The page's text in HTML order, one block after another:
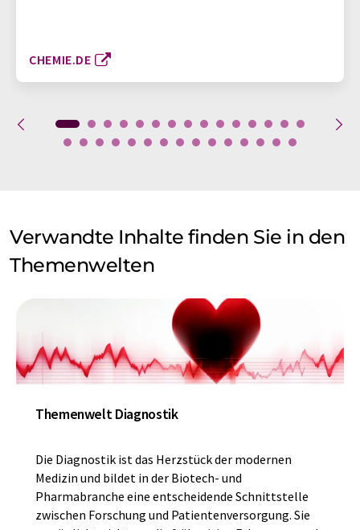
CHEMIE.DE
Verwandte Inhalte finden Sie in den
Themenwelten
Themenwelt Diagnostik
Die Diagnostik ist das Herzstück der modernen
Medizin und bildet in der Biotech- und
Pharmabranche eine entscheidende Schnittstelle
zwischen Forschung und Patientenversorgung. Sie